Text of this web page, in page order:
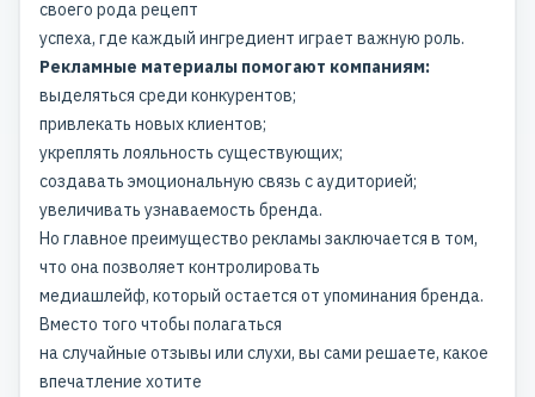
своего рода рецепт
успеха, где каждый ингредиент играет важную роль.
Рекламные материалы помогают компаниям:
выделяться среди конкурентов;
привлекать новых клиентов;
укреплять лояльность существующих;
создавать эмоциональную связь с аудиторией;
увеличивать узнаваемость бренда.
Но главное преимущество рекламы заключается в том,
что она позволяет контролировать
медиашлейф, который остается от упоминания бренда.
Вместо того чтобы полагаться
на случайные отзывы или слухи, вы сами решаете, какое
впечатление хотите